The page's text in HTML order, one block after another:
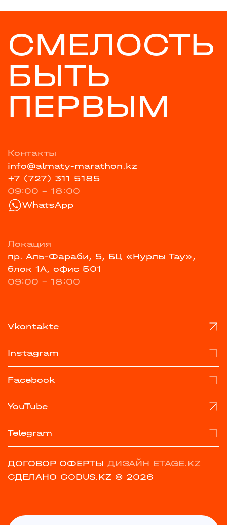
СМЕЛОСТЬ
БЫТЬ
ПЕРВЫМ
Контакты
info@almaty-marathon.kz
+7 (727) 311 5185
09:00 - 18:00
WhatsApp
Локация
пр. Аль-Фараби, 5, БЦ «Нурлы Тау»,
блок 1А, офис 501
09:00 - 18:00
Vkontakte
Instagram
Facebook
YouTube
Telegram
ДОГОВОР ОФЕРТЫ ДИЗАЙН ETAGE.KZ
СДЕЛАНО CODUS.KZ © 2026